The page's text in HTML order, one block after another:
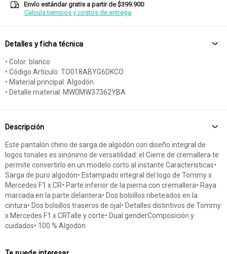
Envío estándar gratis a partir de $399.900
Calcula tiempos y costos de entrega
Detalles y ficha técnica
• Color: blanco
• Código Artículo: TO018ABYG6DKCO
• Material principal: Algodón
• Detalle material: MW0MW37362YBA
Descripción
Este pantalón chino de sarga de algodón con diseño integral de
logos tonales es sinónimo de versatilidad: el Cierre de cremallera te
permite convertirlo en un modelo corto al instante.Características•
Sarga de puro algodón• Estampado integral del logo de Tommy x
Mercedes F1 x CR• Parte inferior de la pierna con cremallera• Raya
marcada en la parte delantera• Dos bolsillos ribeteados en la
cintura• Dos bolsillos traseros de ojal• Detalles distintivos de Tommy
x Mercedes F1 x CRTalle y corte• Dual genderComposición y
cuidados• 100 % Algodón